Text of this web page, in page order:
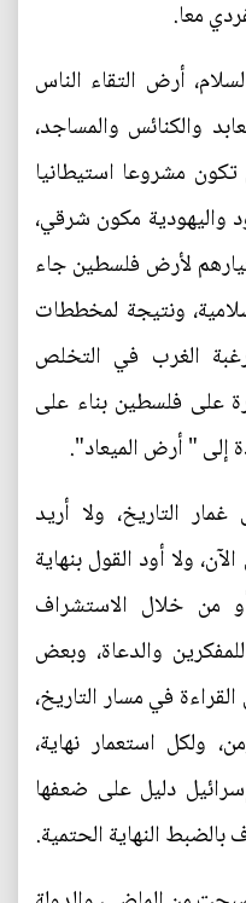
معا.
أرض التقاء الناس
والكنائس والمساجد،
مشروعا استيطانيا
واليهودية مكون شرقي،
لأرض فلسطين جاء
ونتيجة لمخططات
الغرب في التخلص
على فلسطين بناء على
إلى " أرض الميعاد".
التاريخ، ولا أريد
ولا أود القول بنهاية
من خلال الاستشراف
للمفكرين والدعاة، وبعض
في مسار التاريخ،
ولكل استعمار نهاية،
دليل على ضعفها
بالضبط النهاية الحتمية.